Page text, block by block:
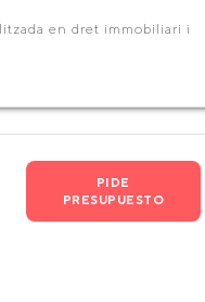
en dret immobiliari i
PIDE
PRESUPUESTO